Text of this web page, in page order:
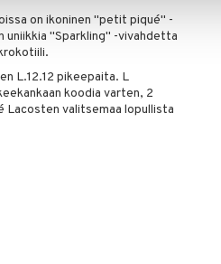
on ikoninen "petit piqué" -
"Sparkling" -vivahdetta
L.12.12 pikeepaita. L
koodia varten, 2
Lacosten valitsemaa lopullista